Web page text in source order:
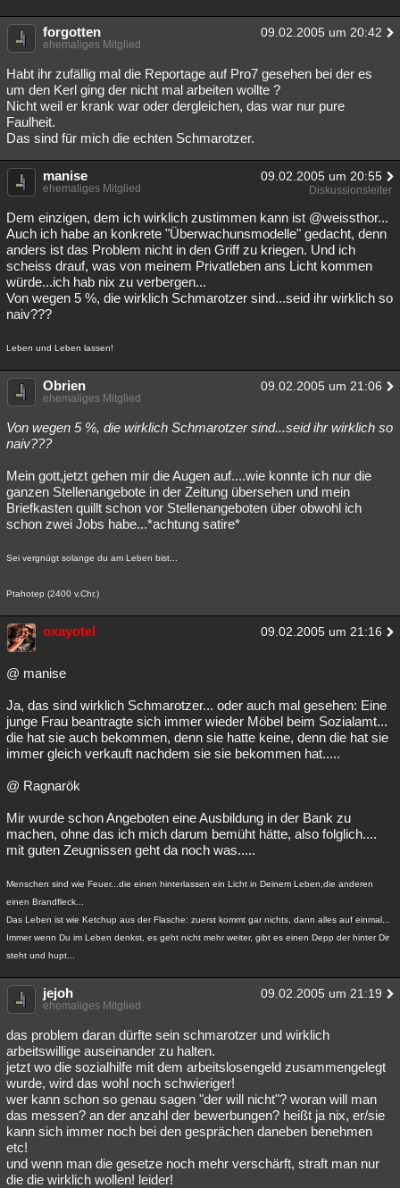
forgotten 09.02.2005 um 20:42
ehemaliges Mitglied
Habt ihr zufällig mal die Reportage auf Pro7 gesehen bei der es
um den Kerl ging der nicht mal arbeiten wollte ?
Nicht weil er krank war oder dergleichen, das war nur pure
Faulheit.
Das sind für mich die echten Schmarotzer.
manise 09.02.2005 um 20:55
ehemaliges Mitglied Diskussionsleiter
Dem einzigen, dem ich wirklich zustimmen kann ist @weissthor...
Auch ich habe an konkrete "Überwachunsmodelle" gedacht, denn
anders ist das Problem nicht in den Griff zu kriegen. Und ich
scheiss drauf, was von meinem Privatleben ans Licht kommen
würde...ich hab nix zu verbergen...
Von wegen 5 %, die wirklich Schmarotzer sind...seid ihr wirklich so
naiv???
Leben und Leben lassen!
Obrien 09.02.2005 um 21:06
ehemaliges Mitglied
Von wegen 5 %, die wirklich Schmarotzer sind...seid ihr wirklich so
naiv???
Mein gott,jetzt gehen mir die Augen auf....wie konnte ich nur die
ganzen Stellenangebote in der Zeitung übersehen und mein
Briefkasten quillt schon vor Stellenangeboten über obwohl ich
schon zwei Jobs habe...*achtung satire*
Sei vergnügt solange du am Leben bist...
Ptahotep (2400 v.Chr.)
oxayotel 09.02.2005 um 21:16
@ manise
Ja, das sind wirklich Schmarotzer... oder auch mal gesehen: Eine
junge Frau beantragte sich immer wieder Möbel beim Sozialamt...
die hat sie auch bekommen, denn sie hatte keine, denn die hat sie
immer gleich verkauft nachdem sie sie bekommen hat.....
@ Ragnarök
Mir wurde schon Angeboten eine Ausbildung in der Bank zu
machen, ohne das ich mich darum bemüht hätte, also folglich....
mit guten Zeugnissen geht da noch was.....
Menschen sind wie Feuer...die einen hinterlassen ein Licht in Deinem Leben,die anderen
einen Brandfleck...
Das Leben ist wie Ketchup aus der Flasche: zuerst kommt gar nichts, dann alles auf einmal...
Immer wenn Du im Leben denkst, es geht nicht mehr weiter, gibt es einen Depp der hinter Dir
steht und hupt...
jejoh 09.02.2005 um 21:19
ehemaliges Mitglied
das problem daran dürfte sein schmarotzer und wirklich
arbeitswillige auseinander zu halten.
jetzt wo die sozialhilfe mit dem arbeitslosengeld zusammengelegt
wurde, wird das wohl noch schwieriger!
wer kann schon so genau sagen "der will nicht"? woran will man
das messen? an der anzahl der bewerbungen? heißt ja nix, er/sie
kann sich immer noch bei den gesprächen daneben benehmen
etc!
und wenn man die gesetze noch mehr verschärft, straft man nur
die die wirklich wollen! leider!